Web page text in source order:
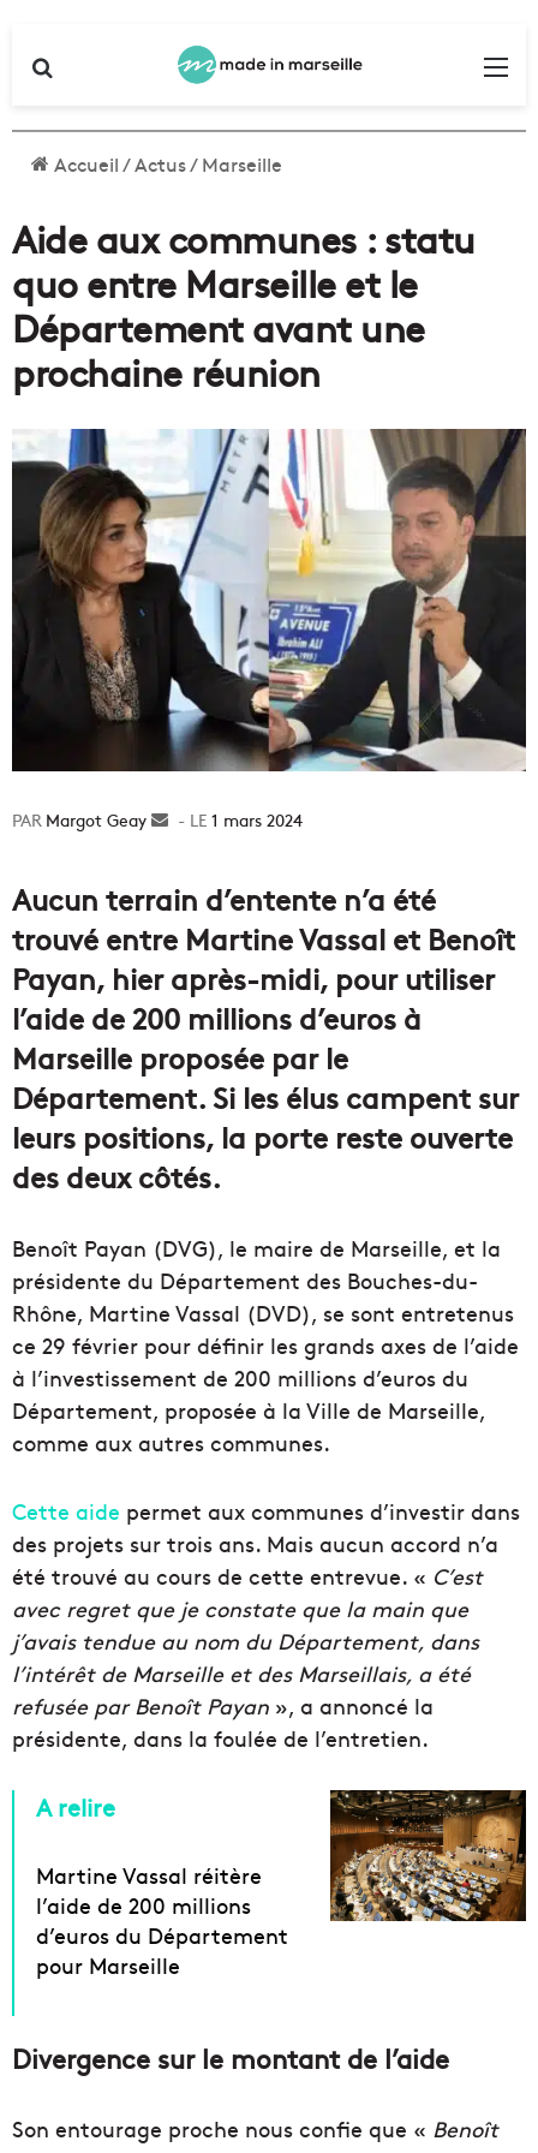
Accueil/Actus/Marseille
Aide aux communes : statu
quo entre Marseille et le
Département avant une
prochaine réunion
Margot Geay
Envoyer1 mars 2024
Aucun terrain d’entente n’a été
trouvé entre Martine Vassal et Benoît
Payan, hier après-midi, pour utiliser
l’aide de 200 millions d’euros à
Marseille proposée par le
Département. Si les élus campent sur
leurs positions, la porte reste ouverte
des deux côtés.
Benoît Payan (DVG), le maire de Marseille, et la
présidente du Département des Bouches-du-
Rhône, Martine Vassal (DVD), se sont entretenus
ce 29 février pour définir les grands axes de l’aide
à l’investissement de 200 millions d’euros du
Département, proposée à la Ville de Marseille,
comme aux autres communes.
Cette aide permet aux communes d’investir dans
des projets sur trois ans. Mais aucun accord n’a
été trouvé au cours de cette entrevue. « C’est
avec regret que je constate que la main que
j’avais tendue au nom du Département, dans
l’intérêt de Marseille et des Marseillais, a été
refusée par Benoît Payan », a annoncé la
présidente, dans la foulée de l’entretien.
A relire
Martine Vassal réitère
l’aide de 200 millions
d’euros du Département
pour Marseille
Divergence sur le montant de l’aide
Son entourage proche nous confie que « Benoît